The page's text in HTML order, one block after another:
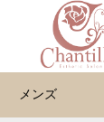
メンズ